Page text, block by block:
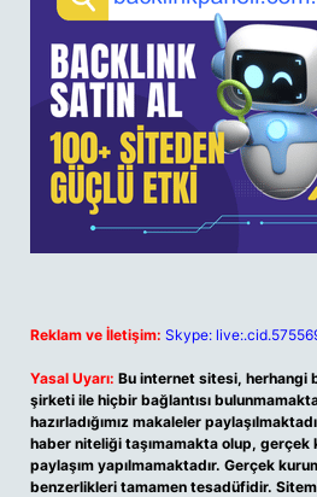
Reklam ve İletişim: Skype:
Yasal Uyarı: Bu internet sitesi, herhangi
şirketi ile hiçbir bağlantısı
hazırladığımız makaleler
haber niteliği taşımamakta olup, gerçek
paylaşım yapılmamaktadır. Gerçek
benzerlikleri tamamen tesadüfidir.